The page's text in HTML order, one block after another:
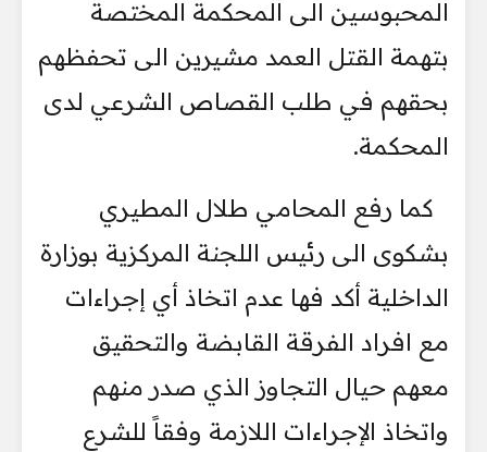
‏المحبوسين الى المحكمة المختصة
بتهمة القتل العمد مشيرين الى تحفظهم
‏بحقهم في طلب القصاص ‏الشرعي لدى
المحكمة.‏
كما رفع المحامي طلال المطيري
بشكوى الى رئيس اللجنة المركزية بوزارة
‏الداخلية أكد فها عدم اتخاذ أي ‏إجراءات
مع افراد الفرقة القابضة والتحقيق
معهم ‏حيال التجاوز الذي صدر منهم
واتخاذ الإجراءات اللازمة ‏وفقاً للشرع